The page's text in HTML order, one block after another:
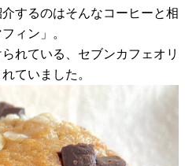
するのはそんなコーヒーと相
ィン」。
れている、セブンカフェオリ
ていました。